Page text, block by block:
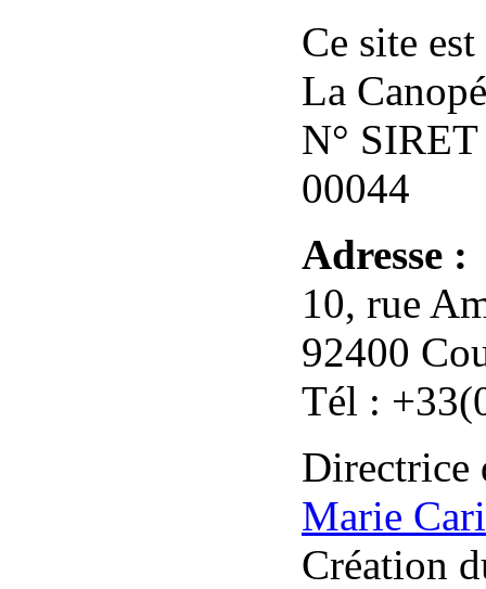
Ce site
La
N°
00044
Adresse :
10, rue
92400
Tél :
Directrice
Marie
Création